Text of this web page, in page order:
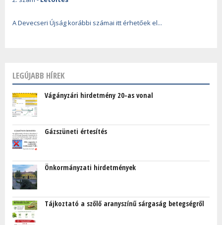
A Devecseri Újság korábbi számai itt érhetőek el...
LEGÚJABB HÍREK
Vágányzári hirdetmény 20-as vonal
Gázszüneti értesítés
Önkormányzati hirdetmények
Tájkoztató a szőlő aranyszínű sárgaság betegségről